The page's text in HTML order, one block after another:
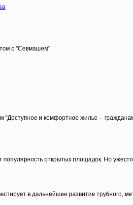
с "Севмашем"
и комфортное жилье --
открытых площадок. Но
в дальнейшее развитие трубного,